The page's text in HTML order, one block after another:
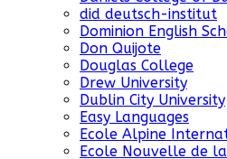
did deutsch-institut
Dominion English
Don Quijote
Douglas College
Drew University
Dublin City University
Easy Languages
Ecole Alpine
Ecole Nouvelle de